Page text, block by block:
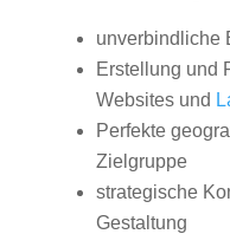
unverbindliche
Erstellung und
Websites und
Perfekte
Zielgruppe
strategische
Gestaltung